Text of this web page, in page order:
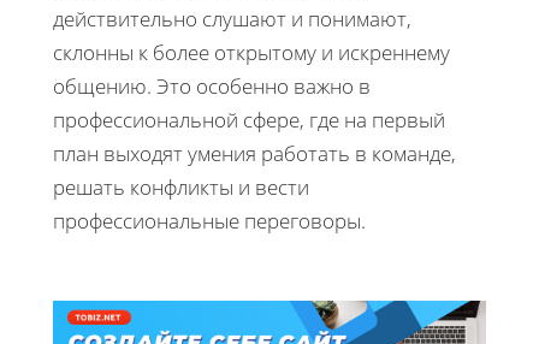
действительно слушают и понимают,
склонны к более открытому и искреннему
общению. Это особенно важно в
профессиональной сфере, где на первый
план выходят умения работать в команде,
решать конфликты и вести
профессиональные переговоры.